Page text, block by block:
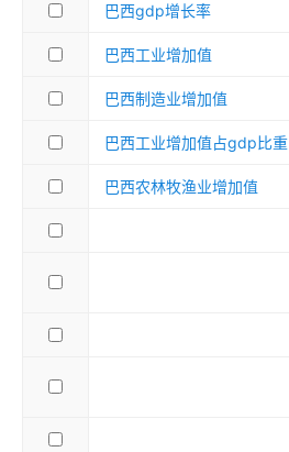
巴西gdp增长率
巴西工业增加值
巴西制造业增加值
巴西工业增加值占gdp比重
巴西农林牧渔业增加值